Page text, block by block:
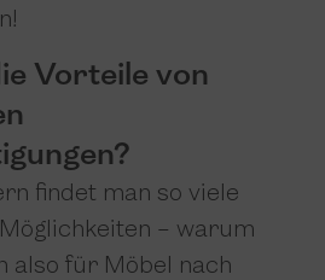
Vorteile von
findet man so viele
– warum
also für Möbel nach